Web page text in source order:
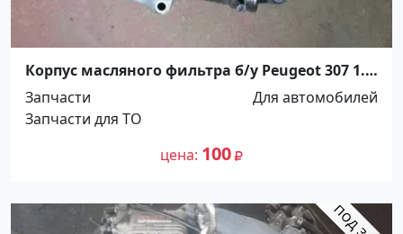
Корпус масляного фильтра б/у Peugeot 307 1.6
Краснодар
Запчасти
Для автомобилей
Запчасти для ТО
цена 100